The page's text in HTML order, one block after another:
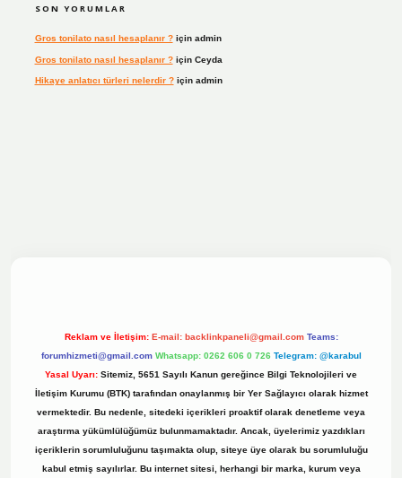
SON YORUMLAR
Gros tonilato nasıl hesaplanır ?için admin
Gros tonilato nasıl hesaplanır ?için Ceyda
Hikaye anlatıcı türleri nelerdir ?için admin
Reklam ve İletişim: E-mail: backlinkpaneli@gmail.com Teams:
forumhizmeti@gmail.com Whatsapp: 0262 606 0 726 Telegram: @karabul
Yasal Uyarı: Sitemiz, 5651 Sayılı Kanun gereğince Bilgi Teknolojileri ve
İletişim Kurumu (BTK) tarafından onaylanmış bir Yer Sağlayıcı olarak hizmet
vermektedir. Bu nedenle, sitedeki içerikleri proaktif olarak denetleme veya
araştırma yükümlülüğümüz bulunmamaktadır. Ancak, üyelerimiz yazdıkları
içeriklerin sorumluluğunu taşımakta olup, siteye üye olarak bu sorumluluğu
kabul etmiş sayılırlar. Bu internet sitesi, herhangi bir marka, kurum veya